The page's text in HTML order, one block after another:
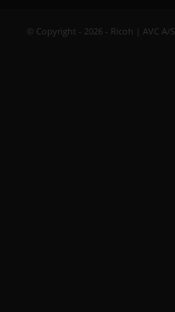
© Copyright - 2026 - Ricoh | AVC A/S